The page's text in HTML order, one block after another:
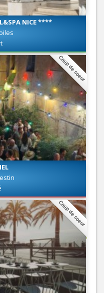
NICE ****
Coup de coeur
Coup de coeur